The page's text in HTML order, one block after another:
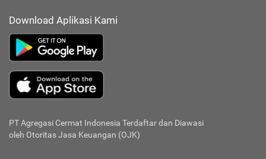
Download Aplikasi Kami
PT Agregasi Cermat Indonesia Terdaftar dan Diawasi
oleh Otoritas Jasa Keuangan (OJK)